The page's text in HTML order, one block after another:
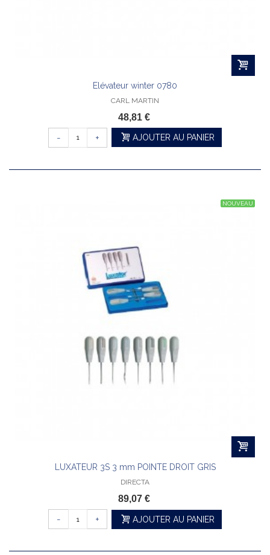
Elévateur winter 0780
CARL MARTIN
48,81 €
- + AJOUTER AU PANIER
NOUVEAU
LUXATEUR 3S 3 mm POINTE DROIT GRIS
DIRECTA
89,07 €
- + AJOUTER AU PANIER